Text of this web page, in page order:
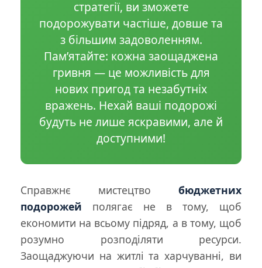
стратегії, ви зможете
подорожувати частіше, довше та
з більшим задоволенням.
Пам’ятайте: кожна заощаджена
гривня — це можливість для
нових пригод та незабутніх
вражень. Нехай ваші подорожі
будуть не лише яскравими, але й
доступними!
Справжнє мистецтво бюджетних
подорожей полягає не в тому, щоб
економити на всьому підряд, а в тому, щоб
розумно розподіляти ресурси.
Заощаджуючи на житлі та харчуванні, ви